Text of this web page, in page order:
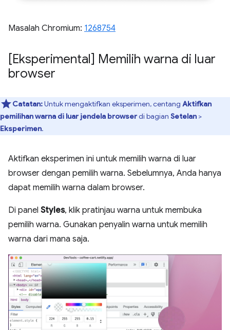
Masalah Chromium: 1268754
[Eksperimental] Memilih warna di luar
browser
Catatan:Untuk mengaktifkan eksperimen, centang Aktifkan
pemilihan warna di luar jendela browserdi bagian Setelan >
Eksperimen.
Aktifkan eksperimen ini untuk memilih warna di luar
browser dengan pemilih warna. Sebelumnya, Anda hanya
dapat memilih warna dalam browser.
Di panel Styles, klik pratinjau warna untuk membuka
pemilih warna. Gunakan penyalin warna untuk memilih
warna dari mana saja.